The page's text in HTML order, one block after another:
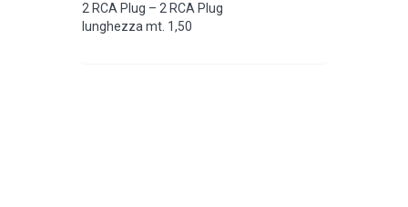
2 RCA Plug – 2 RCA Plug
lunghezza mt. 1,50